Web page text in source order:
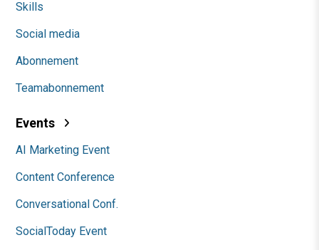
Skills
Social media
Abonnement
Teamabonnement
Events
AI Marketing Event
Content Conference
Conversational Conf.
SocialToday Event